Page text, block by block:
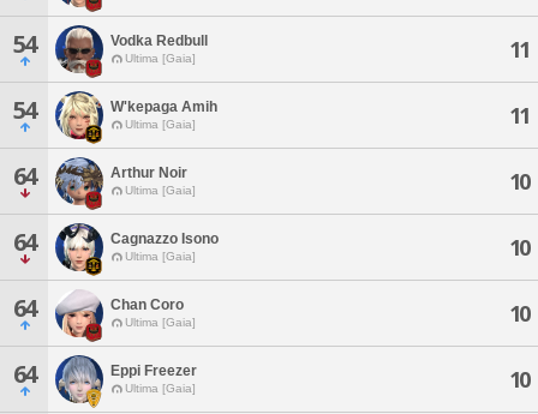
54 Vodka Redbull
Ultima [Gaia] 11
54 W'kepaga Amih
Ultima [Gaia] 11
64 Arthur Noir
Ultima [Gaia] 10
64 Cagnazzo Isono
Ultima [Gaia] 10
64 Chan Coro
Ultima [Gaia] 10
64 Eppi Freezer
Ultima [Gaia] 10